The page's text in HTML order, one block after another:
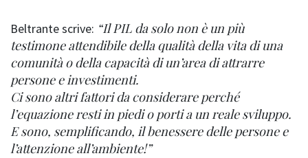
Beltrante scrive: “Il PIL da solo non è un più
testimone attendibile della qualità della vita di una
comunità o della capacità di un’area di attrarre
persone e investimenti.
Ci sono altri fattori da considerare perché
l’equazione resti in piedi o porti a un reale sviluppo.
E sono, semplificando, il benessere delle persone e
l’attenzione all’ambiente!”